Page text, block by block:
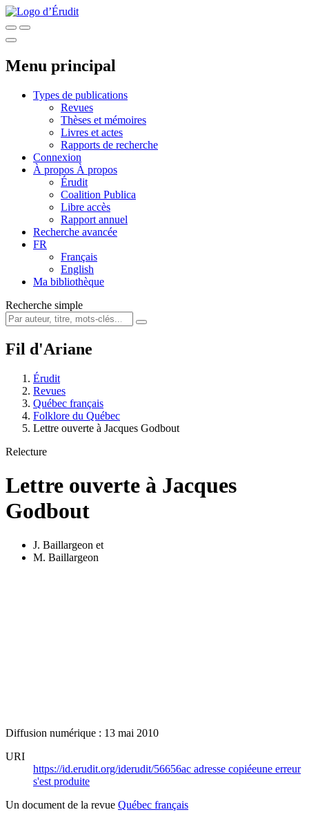
Menu principal
Types de publications
Revues
Thèses et mémoires
Livres et actes
Rapports de recherche
Connexion
À propos À propos
Érudit
Coalition Publica
Libre accès
Rapport annuel
Recherche avancée
FR
Français
English
Ma bibliothèque
Recherche simple
Fil d'Ariane
Érudit
Revues
Québec français
Folklore du Québec
Lettre ouverte à Jacques Godbout
Relecture
Lettre ouverte à Jacques
Godbout
J. Baillargeon et
M. Baillargeon
Diffusion numérique : 13 mai 2010
URI
https://id.erudit.org/iderudit/56656ac adresse copiéeune erreur
s'est produite
Un document de la revue Québec français